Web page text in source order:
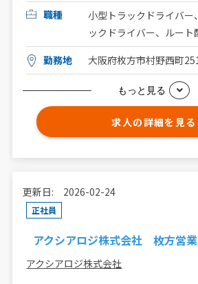
職種
小型トラックドライバー
ックドライバー、ルート
勤務地
大阪府枚方市村野西町
もっと見る
求人の詳細を見る
更新日: 2026-02-24
正社員
アクシアロジ株式会社 枚方営
アクシアロジ株式会社